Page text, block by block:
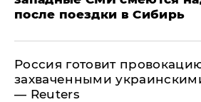
после поездки в Сибирь
​Россия готовит
захваченными
— Reuters